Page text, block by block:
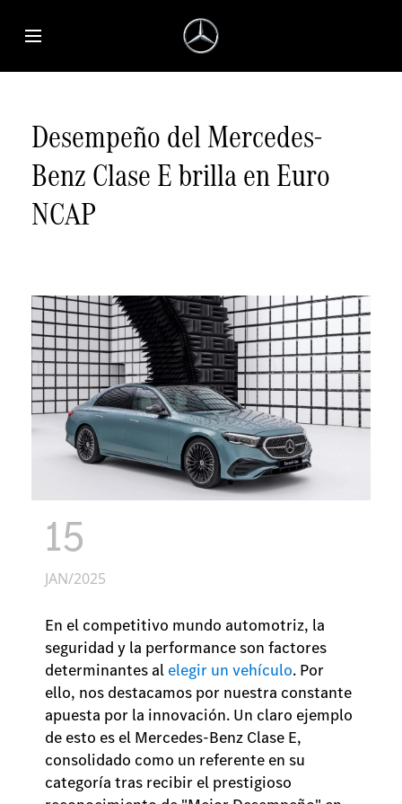
Saltar al contenido principal
Abrir menú de accesibilidad
Desempeño del Mercedes-
Benz Clase E brilla en Euro
NCAP
15
JAN/2025
En el competitivo mundo automotriz, la
seguridad y la performance son factores
determinantes al elegir un vehículo. Por
ello, nos destacamos por nuestra constante
apuesta por la innovación. Un claro ejemplo
de esto es el Mercedes-Benz Clase E,
consolidado como un referente en su
categoría tras recibir el prestigioso